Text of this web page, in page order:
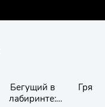
Бегущий в
лабиринте: